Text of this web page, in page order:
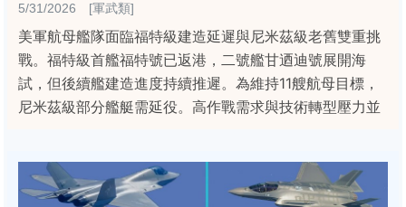
5/31/2026 [軍武類]
美軍航母艦隊面臨福特級建造延遲與尼米茲級老舊雙重挑
戰。福特級首艦福特號已返港，二號艦甘迺迪號展開海
試，但後續艦建造進度持續推遲。為維持11艘航母目標，
尼米茲級部分艦艇需延役。高作戰需求與技術轉型壓力並